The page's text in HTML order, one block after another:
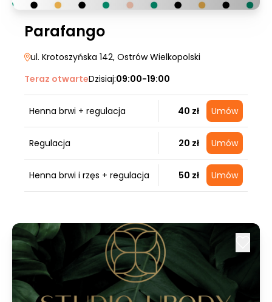
Parafango
ul. Krotoszyńska 142, Ostrów Wielkopolski
Teraz otwarteDzisiaj:09:00-19:00
Henna brwi + regulacja 40 zł Umów
Regulacja 20 zł Umów
Henna brwi i rzęs + regulacja 50 zł Umów